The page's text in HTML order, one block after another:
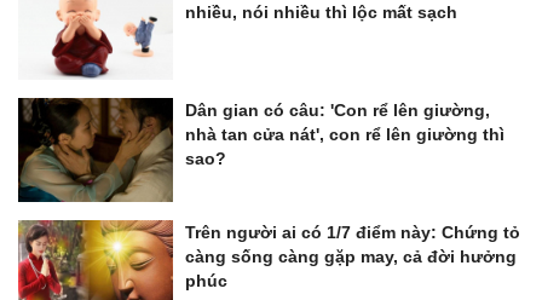
nhiều, nói nhiều thì lộc mất sạch
Dân gian có câu: 'Con rể lên giường,
nhà tan cửa nát', con rể lên giường thì
sao?
Trên người ai có 1/7 điểm này: Chứng tỏ
càng sống càng gặp may, cả đời hưởng
phúc